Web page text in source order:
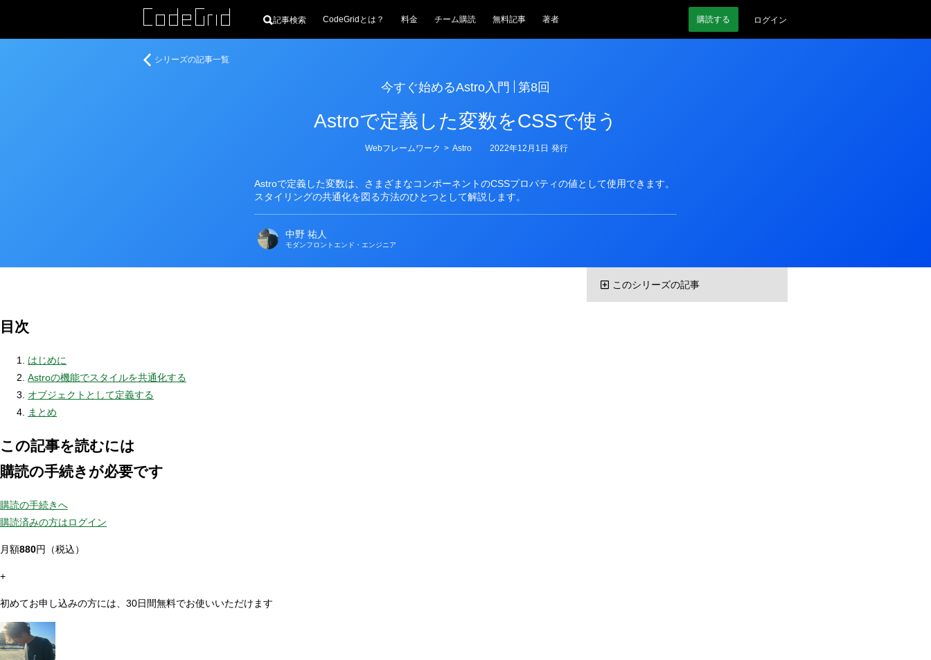
記事検索 CodeGridとは？ 料金 チーム購読 無料記事 著者 購読する ログイン
今すぐ始めるAstro入門 第8回
Astroで定義した変数をCSSで使う
Astroで定義した変数は、さまざまなコンポーネントのCSSプロパティの値として使用できます。
スタイリングの共通化を図る方法のひとつとして解説します。
カ
ー
Webフレームワーク > Astro 2022年12月1日 発行
中野 祐人
モダンフロントエンド・エンジニア
今
シリーズの記事一覧
このシリーズの記事
目次
はじめに
Astroの機能でスタイルを共通化する
オブジェクトとして定義する
まとめ
この記事を読むには
購読の手続きが必要です
購読の手続きへ
購読済みの方はログイン
月額880円（税込）
+
初めてお申し込みの方には、30日間無料でお使いいただけます